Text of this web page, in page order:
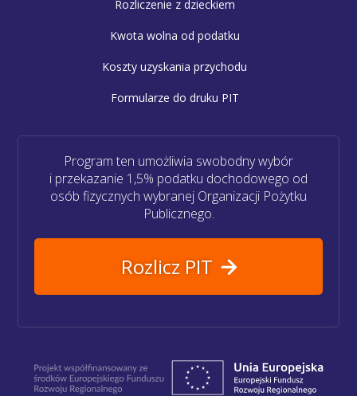
Rozliczenie z dzieckiem
Kwota wolna od podatku
Koszty uzyskania przychodu
Formularze do druku PIT
Program ten umożliwia swobodny wybór
i przekazanie 1,5% podatku dochodowego od
osób fizycznych wybranej Organizacji Pożytku
Publicznego.
Rozlicz PIT